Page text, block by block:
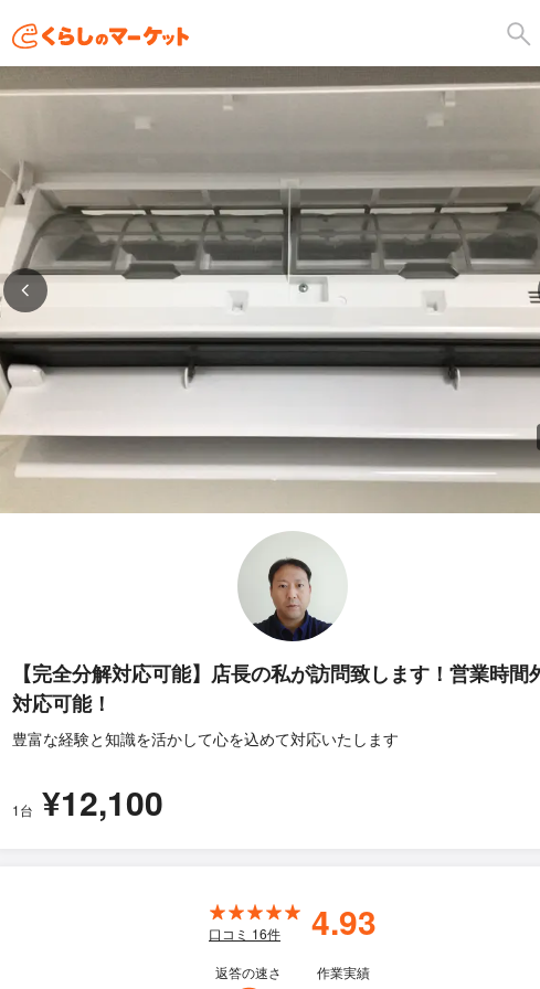
【完全分解対応可能】店長の私が訪問致します！営業時間
対応可能！
豊富な経験と知識を活かして心を込めて対応いたします
1台 ¥12,100
口コミ 16件 4.93
返答の速さ 作業実績